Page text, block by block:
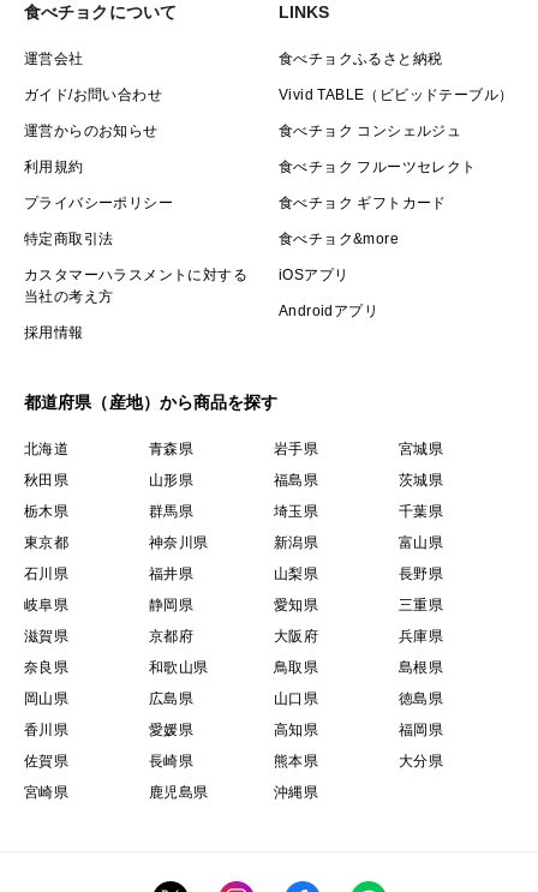
食べチョクについて
運営会社
ガイド/お問い合わせ
運営からのお知らせ
利用規約
プライバシーポリシー
特定商取引法
カスタマーハラスメントに対する
当社の考え方
採用情報
LINKS
食べチョクふるさと納税
Vivid TABLE（ビビッドテーブル）
食べチョク コンシェルジュ
食べチョク フルーツセレクト
食べチョク ギフトカード
食べチョク&more
iOSアプリ
Androidアプリ
都道府県（産地）から商品を探す
北海道 青森県 岩手県
宮城県
秋田県
山形県 福島県
茨城県
栃木県
群馬県 埼玉県
千葉県
東京都
神奈川県 新潟県
富山県
石川県
福井県 山梨県
長野県
岐阜県
静岡県 愛知県
三重県
滋賀県
京都府 大阪府
兵庫県
奈良県
和歌山県 鳥取県
島根県
岡山県
広島県 山口県
徳島県
香川県
愛媛県 高知県
福岡県
佐賀県
長崎県 熊本県
大分県
宮崎県
鹿児島県 沖縄県